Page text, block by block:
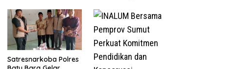
kepada 50 Petani di
Simpang Gambus
Satresnarkoba Polres